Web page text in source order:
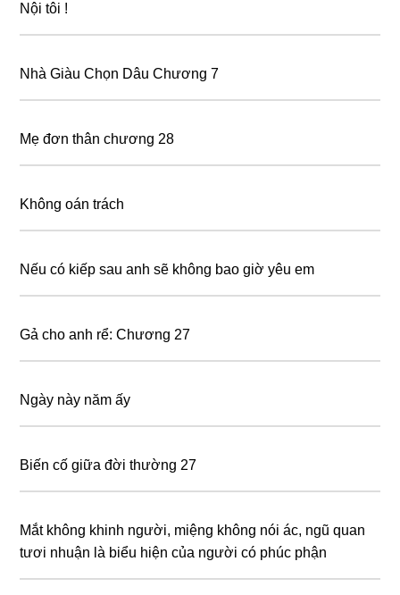
Nội tôi !
Nhà Giàu Chọn Dâu Chương 7
Mẹ đơn thân chương 28
Không oán trách
Nếu có kiếp sau anh sẽ không bao giờ yêu em
Gả cho anh rể: Chương 27
Ngày này năm ấy
Biến cố giữa đời thường 27
Mắt không khinh người, miệng không nói ác, ngũ quan
tươi nhuận là biểu hiện của người có phúc phận